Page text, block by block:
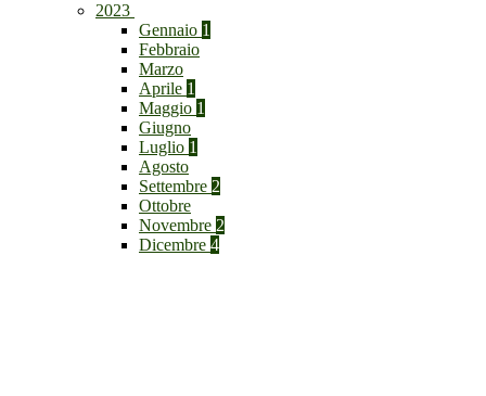
2023
Gennaio 1
Febbraio
Marzo
Aprile 1
Maggio 1
Giugno
Luglio 1
Agosto
Settembre 2
Ottobre
Novembre 2
Dicembre 4